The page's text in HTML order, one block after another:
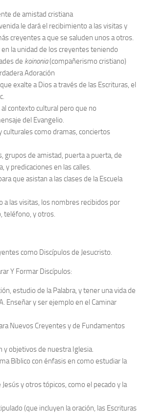
de amistad cristiana
le dará el recibimiento a las visitas y
creyentes a que se saluden unos a otros.
la unidad de los creyentes teniendo
de koinonia(compañerismo cristiano)
Adoración
exalte a Dios a través de las Escrituras, el
contexto cultural pero que no
del Evangelio.
culturales como dramas, conciertos
grupos de amistad, puerta a puerta, de
y predicaciones en las calles.
que asistan a las clases de la Escuela
a las visitas, los nombres recibidos por
teléfono, y otros.
como Discípulos de Jesucristo.
Y Formar Discípulos:
estudio de la Palabra, y tener una vida de
Enseñar y ser ejemplo en el Caminar
Nuevos Creyentes y de Fundamentos
y objetivos de nuestra Iglesia.
Bíblico con énfasis en como estudiar la
Jesús y otros tópicos, como el pecado y la
(que incluyen la oración, las Escrituras